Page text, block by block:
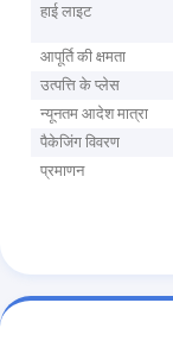
हाई लाइट
आपूर्ति की क्षमता
उत्पत्ति के प्लेस
न्यूनतम आदेश मात्रा
पैकेजिंग विवरण
प्रमाणन